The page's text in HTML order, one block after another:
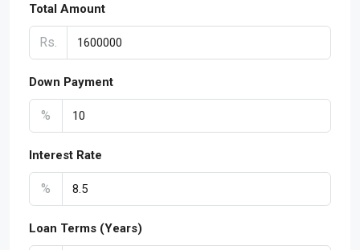
Total Amount
Rs.
Down Payment
%
Interest Rate
%
Loan Terms (Years)